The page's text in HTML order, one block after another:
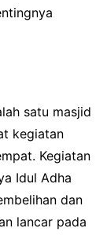
satu masjid
kegiatan
Kegiatan
Idul Adha
dan
lancar pada